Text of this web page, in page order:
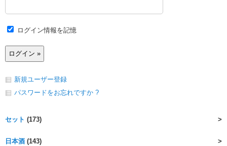
ログイン情報を記憶
新規ユーザー登録
パスワードをお忘れですか ?
セット (173)
日本酒 (143)